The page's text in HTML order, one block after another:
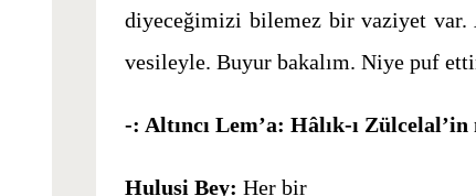
diyeceğimizi bilemez bir vaziyet var.
vesileyle. Buyur bakalım. Niye puf
-: Altıncı Lem’a: Hâlık-ı
Hulusi Bey: Her bir